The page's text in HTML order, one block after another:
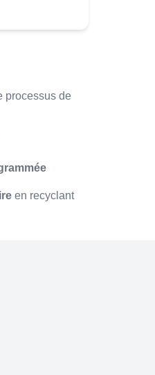
processus de
en recyclant